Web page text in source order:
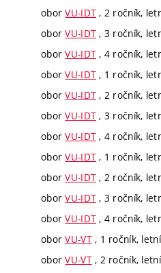
oborVU-IDT , 2 ročník,
oborVU-IDT , 3 ročník,
oborVU-IDT , 4 ročník,
oborVU-IDT , 1 ročník,
oborVU-IDT , 2 ročník,
oborVU-IDT , 3 ročník,
oborVU-IDT , 4 ročník,
oborVU-IDT , 1 ročník,
oborVU-IDT , 2 ročník,
oborVU-IDT , 3 ročník,
oborVU-IDT , 4 ročník,
oborVU-VT, 1 ročník,
oborVU-VT, 2 ročník,